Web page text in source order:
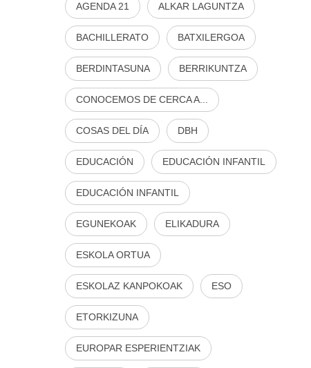
AGENDA 21 ALKAR LAGUNTZA
BACHILLERATO BATXILERGOA
BERDINTASUNA BERRIKUNTZA
CONOCEMOS DE CERCA A...
COSAS DEL DÍA DBH
EDUCACIÓN EDUCACIÓN INFANTIL
EDUCACIÓN INFANTIL
EGUNEKOAK ELIKADURA
ESKOLA ORTUA
ESKOLAZ KANPOKOAK ESO
ETORKIZUNA
EUROPAR ESPERIENTZIAK